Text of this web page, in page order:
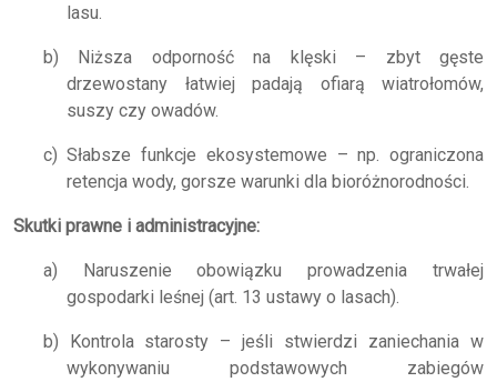
lasu.
b) Niższa odporność na klęski – zbyt gęste
drzewostany łatwiej padają ofiarą wiatrołomów,
suszy czy owadów.
c) Słabsze funkcje ekosystemowe – np. ograniczona
retencja wody, gorsze warunki dla bioróżnorodności.
Skutki prawne i administracyjne:
a) Naruszenie obowiązku prowadzenia trwałej
gospodarki leśnej (art. 13 ustawy o lasach).
b) Kontrola starosty – jeśli stwierdzi zaniechania w
wykonywaniu podstawowych zabiegów